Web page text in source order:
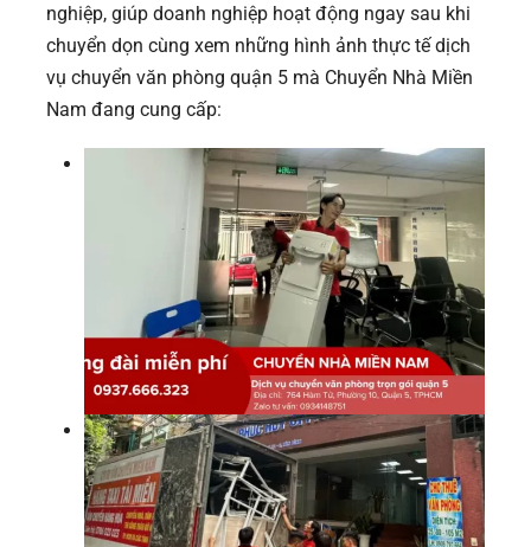
nghiệp, giúp doanh nghiệp hoạt động ngay sau khi
chuyển dọn cùng xem những hình ảnh thực tế dịch
vụ chuyển văn phòng quận 5 mà Chuyển Nhà Miền
Nam đang cung cấp: